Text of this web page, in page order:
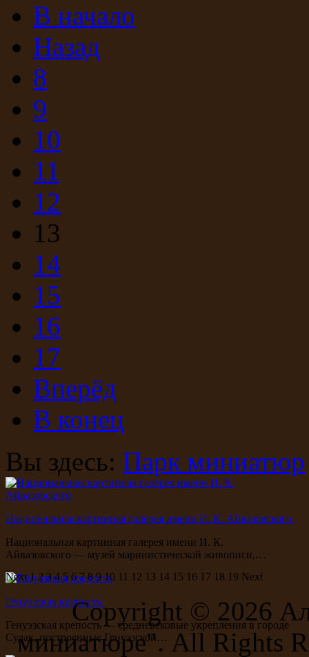
В начало
Назад
8
9
10
11
12
13
14
15
16
17
Вперёд
В конец
Вы здесь: Парк миниатюр
Национальная картинная галерея имени И. К. Айвазовского
Национальная картинная галерея имени И. К.
Айвазовского — музей маринистической живописи,…
Генуэзская крепость
Генуэзская крепость — средневековые укрепления в городе
Судак, построенные Генуэзской…
Next12345678910 11 12 13 14 15 16 17 18 19 Next
Copyright © 2026
миниатюре". All Rights